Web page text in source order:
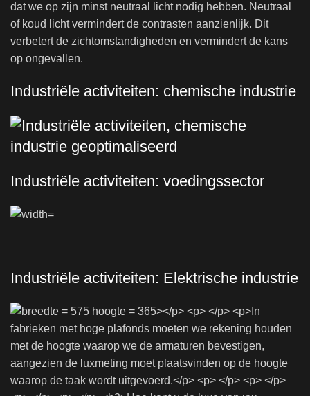
dat we op zijn minst neutraal licht nodig hebben. Neutraal
of koud licht vermindert de contrasten aanzienlijk. Dit
verbetert de zichtomstandigheden en vermindert de kans
op ongevallen.
Industriële activiteiten: chemische industrie
Industriële activiteiten: voedingssector
Industriële activiteiten: Elektrische industrie